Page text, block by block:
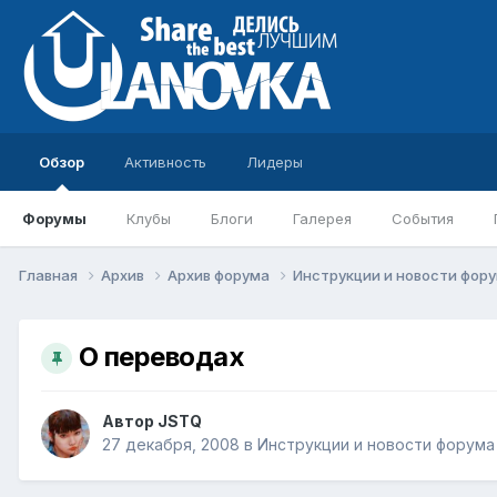
Обзор
Форумы Клубы Блоги Галерея События
Активность Лидеры
Главная Архив Архив форума Инструкции и новости
О переводах
Автор JSTQ
27 декабря, 2008 в Инструкции и новости форума